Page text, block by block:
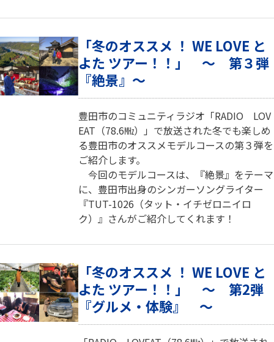
「冬のオススメ ！ WE LOVE と
よた ツアー！！」 ～ 第３弾
『絶景』～
豊田市のコミュニティラジオ「RADIO LOV
EAT（78.6㎒）」で放送された冬でも楽しめ
る豊田市のオススメモデルコースの第３弾を
ご紹介します。
今回のモデルコースは、『絶景』をテーマ
に、豊田市出身のシンガーソングライター
『TUT-1026（タット・イチゼロニイロ
ク）』さんがご紹介してくれます！
「冬のオススメ ！ WE LOVE と
よた ツアー！！」 ～ 第2弾
『グルメ・体験』 ～